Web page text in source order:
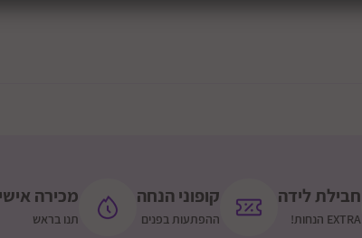
חבילת לידה
EXTRA הנחות!
קופוני הנחה
ההפתעות בפנים
מכירה
תנו בראש